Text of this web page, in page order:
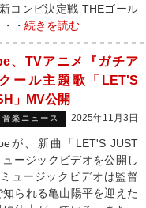
コンビ決定戦 THEゴール
・ 続きを読む
、TVアニメ『ガチア
ール主題歌「LET'S
」MV公開
音楽ニュース 2025年11月3日
が、新曲「LET'S JUST
ージックビデオを公開し
ュージックビデオは監督
られる亀山陽平を迎えた